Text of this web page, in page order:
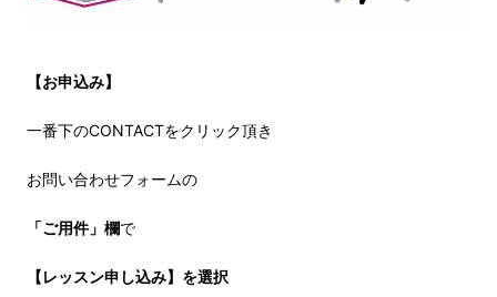
【お申込み】
一番下のCONTACTをクリック頂き
お問い合わせフォームの
「ご用件」欄で
【レッスン申し込み】を選択